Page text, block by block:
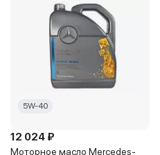
5W-40
12 024 ₽
Моторное масло Mercedes-